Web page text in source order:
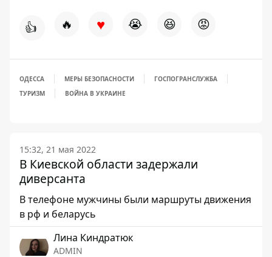
👍 🔥 ♥ 😭 😆 😡
ОДЕССА МЕРЫ БЕЗОПАСНОСТИ
ГОСПОГРАНСЛУЖБА
ТУРИЗМ
ВОЙНА В УКРАИНЕ
15:32, 21 мая 2022
В Киевской области задержали
диверсанта
В телефоне мужчины были маршруты движения
в рф и беларусь
Лина Киндратюк
ADMIN